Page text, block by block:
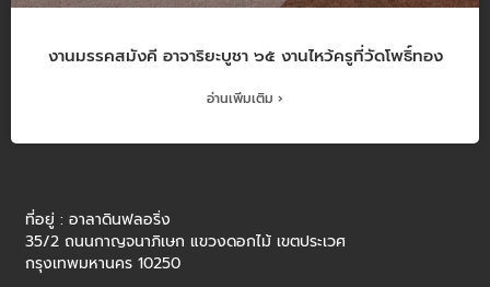
งานมรรคสมังคี อาจาริยะบูชา ๖๕ งานไหว้ครูที่วัดโพธิ์ทอง
อ่านเพิ่มเติม ›
ที่อยู่ : อาลาดินฟลอริ่ง
35/2 ถนนกาญจนาภิเษก แขวงดอกไม้ เขตประเวศ
กรุงเทพมหานคร 10250